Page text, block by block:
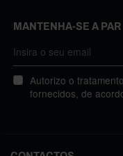
MANTENHA-SE A PAR
Autorizo o
fornecidos, de